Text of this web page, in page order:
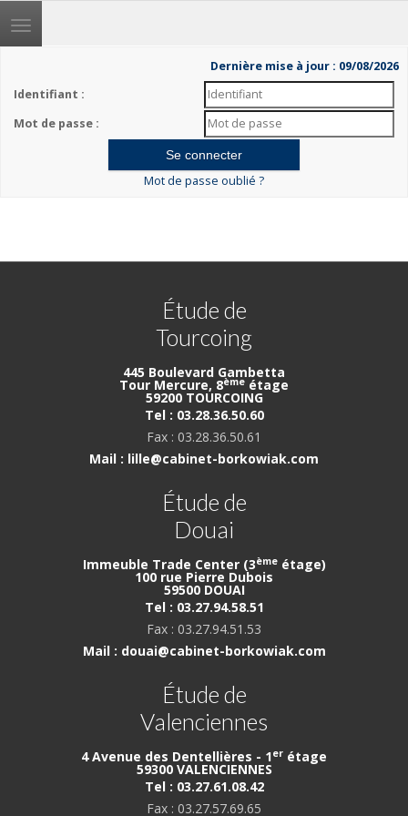
Toggle
navigation
Dernière mise à jour : 09/08/2026
Identifiant :
Mot de passe :
Mot de passe oublié ?
Étude de
Tourcoing
445 Boulevard Gambetta
Tour Mercure, 8ème étage
59200 TOURCOING
Tel : 03.28.36.50.60
Fax : 03.28.36.50.61
Mail : lille@cabinet-borkowiak.com
Étude de
Douai
Immeuble Trade Center (3èmeétage)
100 rue Pierre Dubois
59500 DOUAI
Tel : 03.27.94.58.51
Fax : 03.27.94.51.53
Mail : douai@cabinet-borkowiak.com
Étude de
Valenciennes
4 Avenue des Dentellières - 1er étage
59300 VALENCIENNES
Tel : 03.27.61.08.42
Fax : 03.27.57.69.65